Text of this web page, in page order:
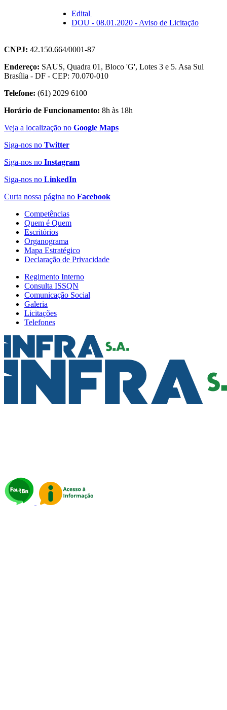
Edital
DOU - 08.01.2020 - Aviso de Licitação
CNPJ: 42.150.664/0001-87
Endereço: SAUS, Quadra 01, Bloco 'G', Lotes 3 e 5. Asa Sul
Brasília - DF - CEP: 70.070-010
Telefone: (61) 2029 6100
Horário de Funcionamento: 8h às 18h
Veja a localização no Google Maps
Siga-nos no Twitter
Siga-nos no Instagram
Siga-nos no LinkedIn
Curta nossa página no Facebook
Competências
Quem é Quem
Escritórios
Organograma
Mapa Estratégico
Declaração de Privacidade
Regimento Interno
Consulta ISSQN
Comunicação Social
Galeria
Licitações
Telefones